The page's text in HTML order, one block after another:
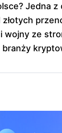
Jedna
wojny ze